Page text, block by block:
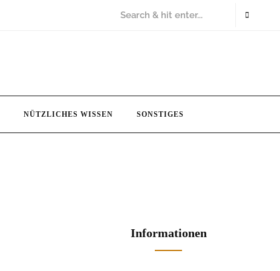
NÜTZLICHES WISSEN SONSTIGES
Informationen